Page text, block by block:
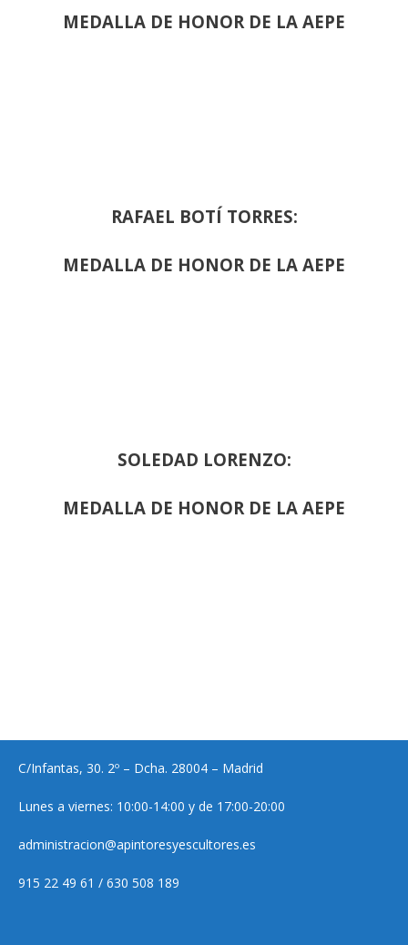
MEDALLA DE HONOR DE LA AEPE
RAFAEL BOTÍ TORRES:
MEDALLA DE HONOR DE LA AEPE
SOLEDAD LORENZO:
MEDALLA DE HONOR DE LA AEPE
C/Infantas, 30. 2º – Dcha. 28004 – Madrid
Lunes a viernes: 10:00-14:00 y de 17:00-20:00
administracion@apintoresyescultores.es
915 22 49 61 / 630 508 189